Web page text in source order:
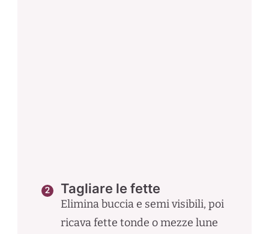
Tagliare le fette
Elimina buccia e semi visibili, poi
ricava fette tonde o mezze lune